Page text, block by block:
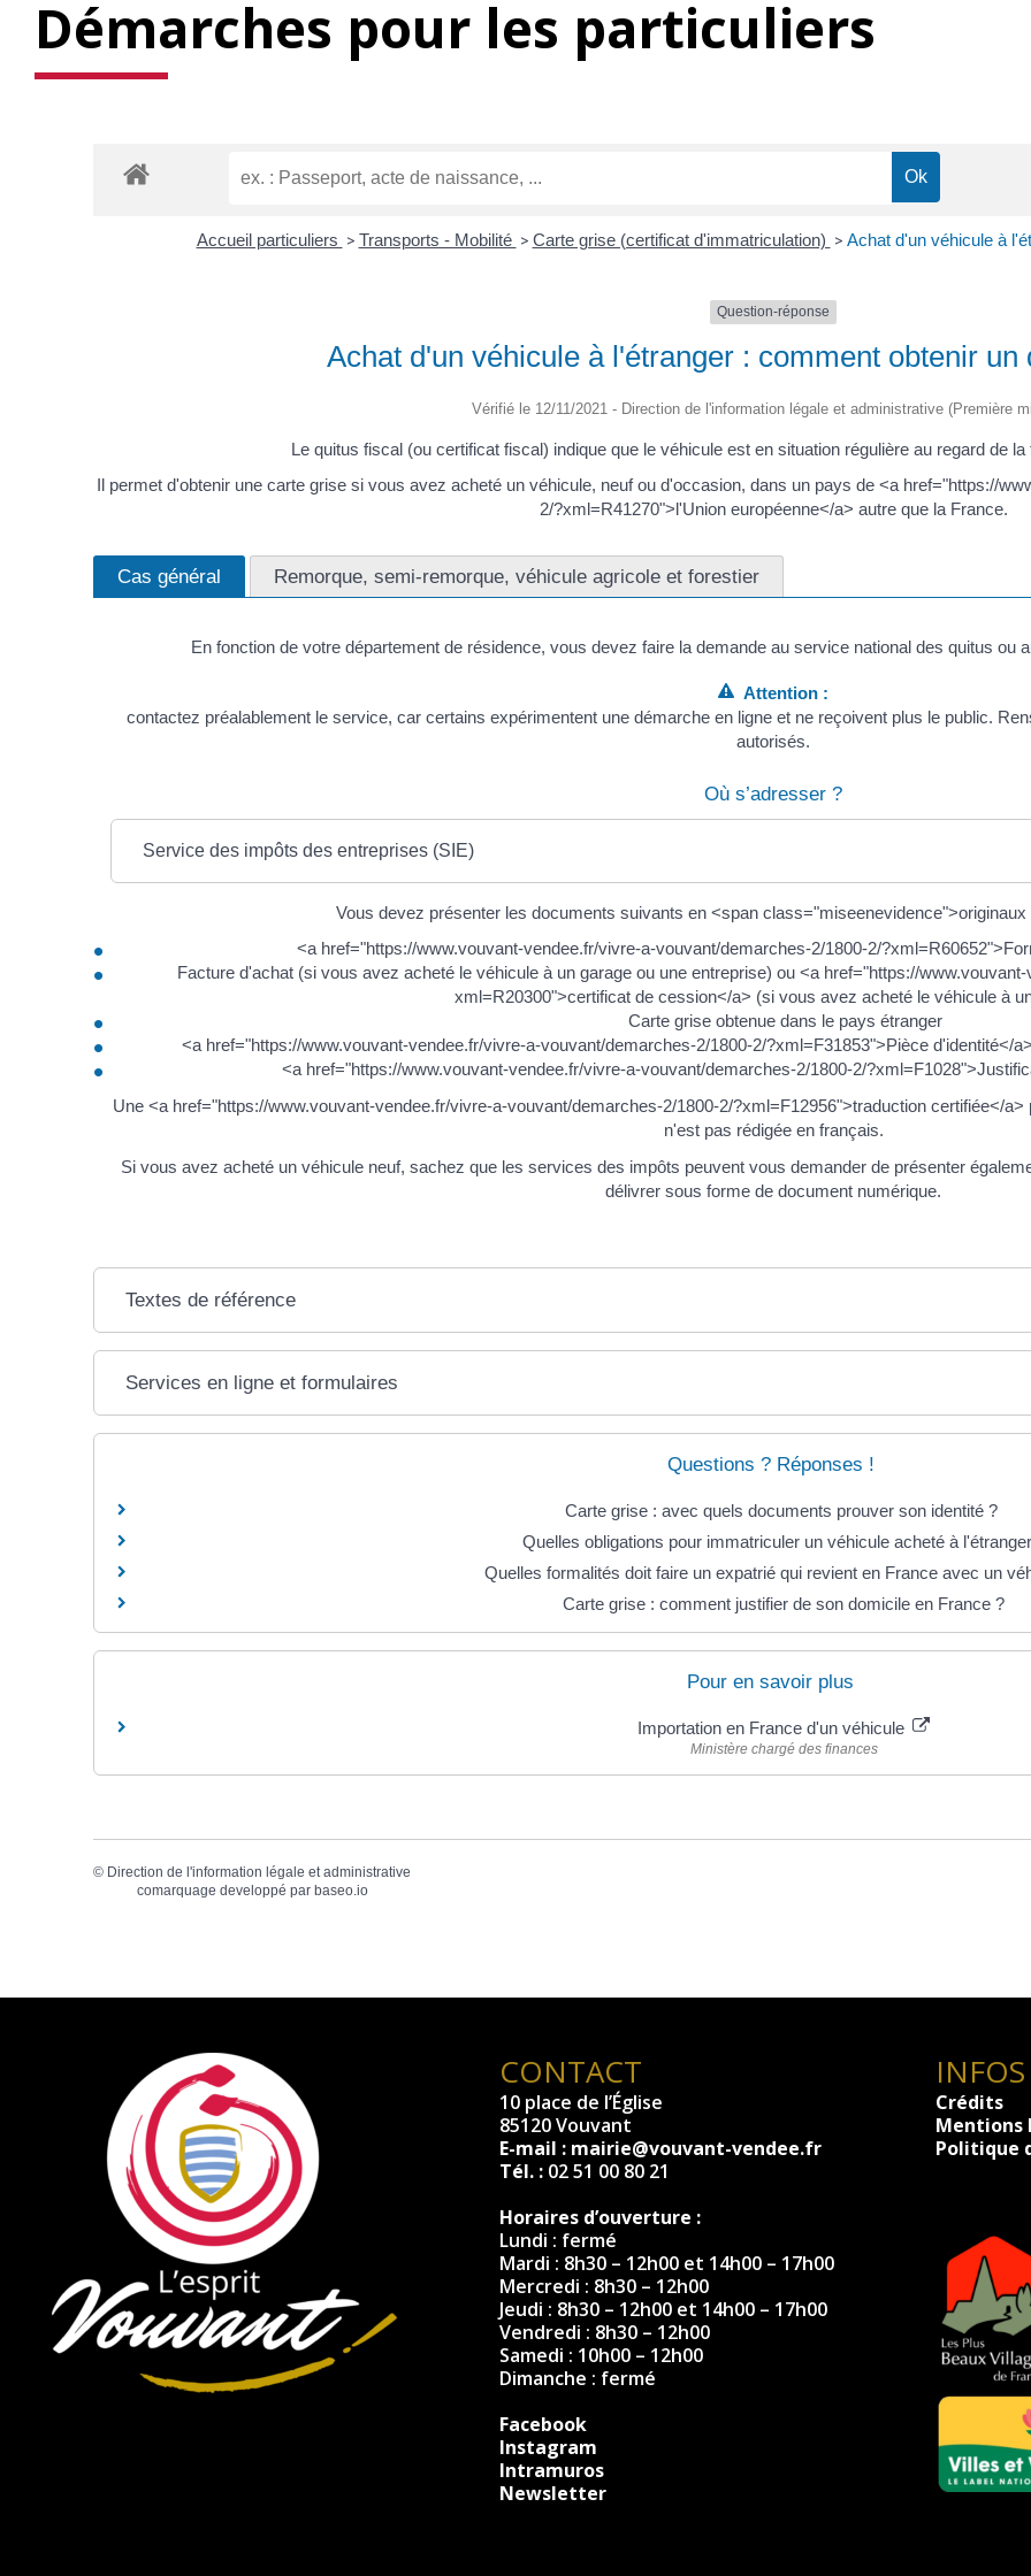
Démarches pour les particuliers
Accueil particuliers > Transports - Mobilité > Carte grise (certificat d'immatriculation) > Achat d'un véhicule à
Question-réponse
Achat d'un véhicule à l'étranger : comment obtenir un
Vérifié le 12/11/2021 - Direction de l'information légale et administrative (Première
Le quitus fiscal (ou certificat fiscal) indique que le véhicule est en situation régulière au regard de
Il permet d'obtenir une carte grise si vous avez acheté un véhicule, neuf ou d'occasion, dans un pays de <a href="https://
2/?xml=R41270">l'Union européenne</a> autre que la France.
Cas général Remorque, semi-remorque, véhicule agricole et forestier
En fonction de votre département de résidence, vous devez faire la demande au service national des quitus ou
Attention :
contactez préalablement le service, car certains expérimentent une démarche en ligne et ne reçoivent plus le public.
autorisés.
Où s’adresser ?
Service des impôts des entreprises (SIE)
Vous devez présenter les documents suivants en <span
<a href="https://www.vouvant-vendee.fr/vivre-a-vouvant/demarches-2/1800-2/
Facture d'achat (si vous avez acheté le véhicule à un garage ou une entreprise) ou <a href="https://
xml=R20300">certificat de cession</a> (si vous avez acheté le véhicule à
Carte grise obtenue dans le pays étranger
<a href="https://www.vouvant-vendee.fr/vivre-a-vouvant/demarches-2/1800-2/?xml=F31853">Pièce d'identité</
<a href="https://www.vouvant-vendee.fr/vivre-a-vouvant/demarches-2/1800-2/
Une <a href="https://www.vouvant-vendee.fr/vivre-a-vouvant/demarches-2/1800-2/?xml=F12956">traduction certifiée</
n'est pas rédigée en français.
Si vous avez acheté un véhicule neuf, sachez que les services des impôts peuvent vous demander de présenter
délivrer sous forme de document numérique.
Textes de référence
Services en ligne et formulaires
Questions ? Réponses !
Carte grise : avec quels documents prouver son identité ?
Quelles obligations pour immatriculer un véhicule acheté à
Quelles formalités doit faire un expatrié qui revient en France avec un
Carte grise : comment justifier de son domicile en France ?
Pour en savoir plus
Importation en France d'un véhicule
Ministère chargé des finances
© Direction de l'information légale et administrative
comarquage developpé par baseo.io
CONTACT
10 place de l’Église
85120 Vouvant
E-mail : mairie@vouvant-vendee.fr
Tél. :02 51 00 80 21
Horaires d’ouverture :
Lundi : fermé
Mardi : 8h30 – 12h00 et 14h00 – 17h00
Mercredi : 8h30 – 12h00
Jeudi : 8h30 – 12h00 et 14h00 – 17h00
Vendredi : 8h30 – 12h00
Samedi : 10h00 – 12h00
Dimanche : fermé
Facebook
Instagram
Intramuros
Newsletter
Crédits
Mentions
Politique